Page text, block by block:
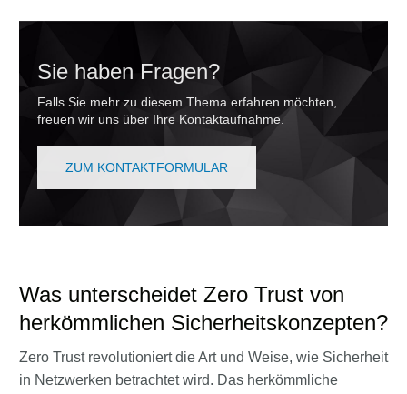
Sie haben Fragen?
Falls Sie mehr zu diesem Thema erfahren möchten,
freuen wir uns über Ihre Kontaktaufnahme.
ZUM KONTAKTFORMULAR
Was unterscheidet Zero Trust von
herkömmlichen Sicherheitskonzepten?
Zero Trust revolutioniert die Art und Weise, wie Sicherheit
in Netzwerken betrachtet wird. Das herkömmliche